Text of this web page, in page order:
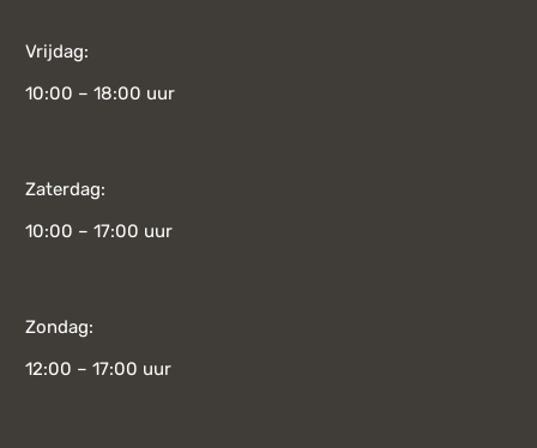
Vrijdag:
10:00 – 18:00 uur
Zaterdag:
10:00 – 17:00 uur
Zondag:
12:00 – 17:00 uur